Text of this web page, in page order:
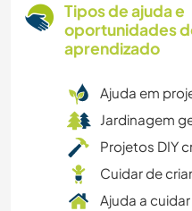
Tipos de ajuda e
oportunidades
aprendizado
Ajuda em
Jardinagem
Projetos DIY
Cuidar de
Ajuda a